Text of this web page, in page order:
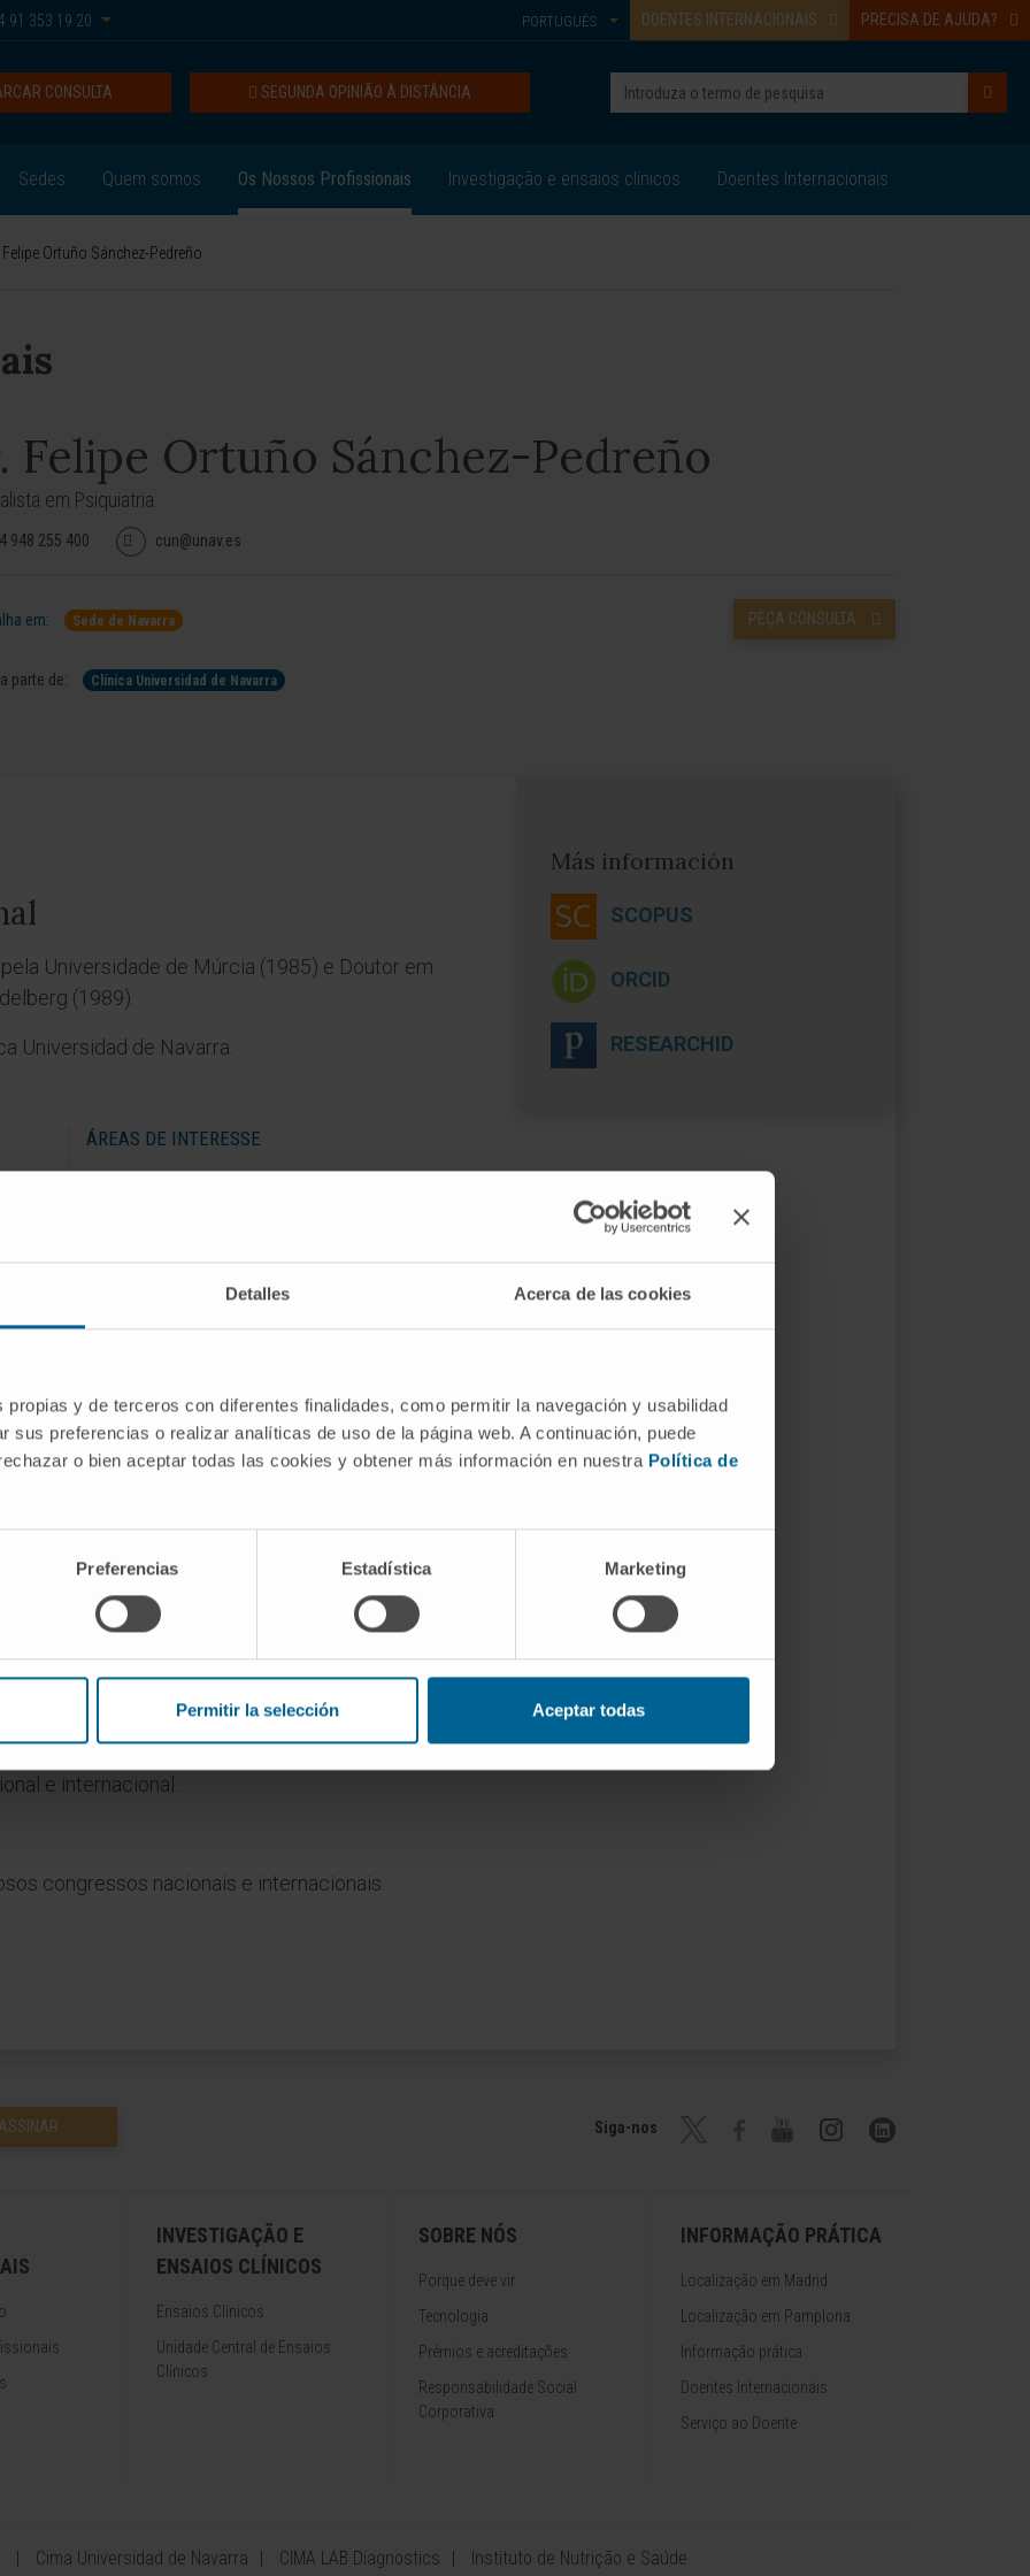
Detalles Acerca de las cookies
propias y de terceros con diferentes finalidades, como permitir la navegación y usabilidad
sus preferencias o realizar analíticas de uso de la página web. A continuación, puede
o bien aceptar todas las cookies y obtener más información en nuestra Política de
Preferencias Estadística Marketing
Permitir la selección Aceptar todas
91 353 19 20 DOENTES INTERNACIONAIS PRECISA DE AJUDA?
PORTUGUÊS
SEGUNDA OPINIÃO À DISTÂNCIA
CONSULTA
Sedes Quem somos Os Nossos Profissionais Investigação e ensaios clínicos Doentes Internacionais
Felipe Ortuño Sánchez-Pedreño
Felipe Ortuño Sánchez-Pedreño
em Psiquiatria.
948 255 400 cun@unav.es
em: Sede de Navarra PEÇA CONSULTA
parte de: Clínica Universidad de Navarra
Universidade de Múrcia (1985) e Doutor em
(1989).
Universidad de Navarra.
ÁREAS DE INTERESSE
Medicina da Universidade de Navarra.
doutoramento.
científicas nacionais e internacionais.
como autor de capítulos em 12 livros.
e internacional.
congressos nacionais e internacionais.
Más información
SCOPUS
ORCID
RESEARCHID
ASSINAR Siga-nos
INVESTIGAÇÃO E
ENSAIOS CLÍNICOS
Ensaios Clínicos
Unidade Central de Ensaios
Clínicos
SOBRE NÓS
Porque deve vir
Tecnologia
Prémios e acreditações
Responsabilidade Social
Corporativa
INFORMAÇÃO PRÁTICA
Localização em Madrid
Localização em Pamplona
Informação prática
Doentes Internacionais
Serviço ao Doente
Cima Universidad de Navarra CIMA LAB Diagnostics Instituto de Nutrição e Saúde